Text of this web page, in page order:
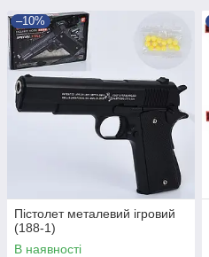
–10%
Пістолет металевий ігровий
(188-1)
В наявності